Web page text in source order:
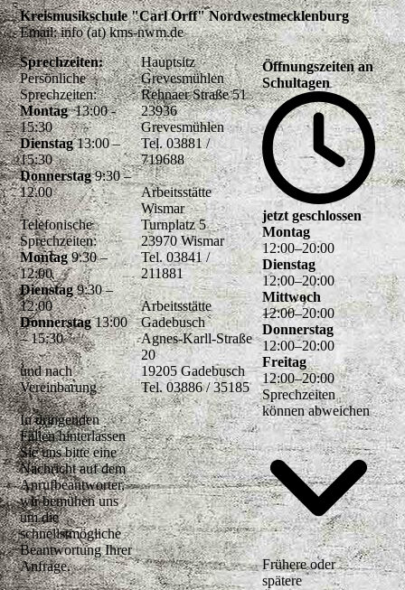
Kreismusikschule "Carl Orff" Nordwestmecklenburg
Email: info (at) kms-nwm.de
Sprechzeiten:
Persönliche
Sprechzeiten:
Montag13:00 -
15:30
Dienstag13:00 –
15:30
Donnerstag9:30 –
12.00
Telefonische
Sprechzeiten:
Montag9:30 –
12:00
Dienstag9:30 –
12:00
Donnerstag13:00
– 15:30
und nach
Vereinbarung
In dringenden
Fällen hinterlassen
Sie uns bitte eine
Nachricht auf dem
Anrufbeantworter,
wir bemühen uns
um die
schnellstmögliche
Beantwortung Ihrer
Anfrage.
Hauptsitz
Grevesmühlen
Rehnaer Straße 51
23936
Grevesmühlen
Tel. 03881 /
719688
Arbeitsstätte
Wismar
Turnplatz 5
23970 Wismar
Tel. 03841 /
211881
Arbeitsstätte
Gadebusch
Agnes-Karll-Straße
20
19205 Gadebusch
Tel. 03886 / 35185
Öffnungszeiten an
Schultagen
jetzt geschlossen
Montag
12:00–20:00
Dienstag
12:00–20:00
Mittwoch
12:00–20:00
Donnerstag
12:00–20:00
Freitag
12:00–20:00
Sprechzeiten
können abweichen
Frühere oder
spätere